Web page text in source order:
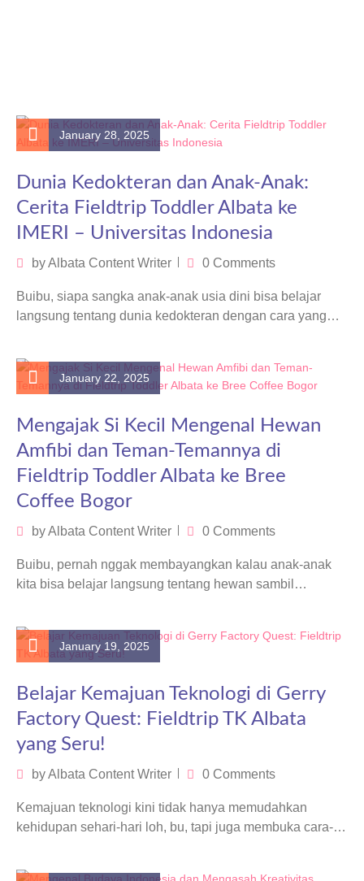
January 28, 2025
Dunia Kedokteran dan Anak-Anak:
Cerita Fieldtrip Toddler Albata ke
IMERI – Universitas Indonesia
byAlbata Content Writer 0 Comments
Buibu, siapa sangka anak-anak usia dini bisa belajar
langsung tentang dunia kedokteran dengan cara yang
January 22, 2025
Mengajak Si Kecil Mengenal Hewan
Amfibi dan Teman-Temannya di
Fieldtrip Toddler Albata ke Bree
Coffee Bogor
byAlbata Content Writer 0 Comments
Buibu, pernah nggak membayangkan kalau anak-anak
kita bisa belajar langsung tentang hewan sambil
January 19, 2025
Belajar Kemajuan Teknologi di Gerry
Factory Quest: Fieldtrip TK Albata
yang Seru!
byAlbata Content Writer 0 Comments
Kemajuan teknologi kini tidak hanya memudahkan
kehidupan sehari-hari loh, bu, tapi juga membuka cara-